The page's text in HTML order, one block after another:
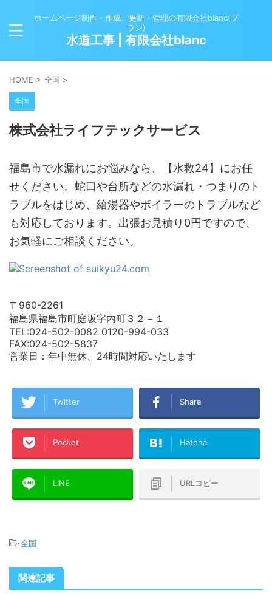
ホームページ制作・作成、更新・管理の有限会社blanc(ブ
ラン)
水道工事 | 有限会社blanc
HOME > 全国 >
全国
株式会社ライフテックサービス
福島市で水漏れにお悩みなら、【水救24】にお任
せください。蛇口や台所などの水漏れ・つまりのト
ラブルをはじめ、給湯器やボイラーのトラブルなど
も対応しております。出張お見積り0円ですので、
お気軽にご相談ください。
〒960-2261
福島県福島市町庭坂字内町３２－１
TEL:024-502-0082 0120-994-033
FAX:024-502-5837
営業日：年中無休、24時間対応いたします
Twitter Share
Pocket Hatena
LINE URLコピー
-全国
関連記事